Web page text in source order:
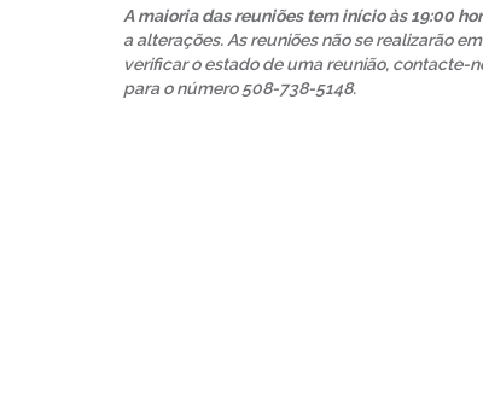
A maioria das reuniões tem início às 19:00
a alterações. As reuniões não se realizarão
verificar o estado de uma reunião, contacte-
para o número 508-738-5148.